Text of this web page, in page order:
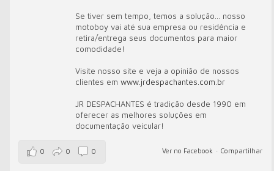
Se tiver sem tempo, temos a solução... nosso
motoboy vai até sua empresa ou residência e
retira/entrega seus documentos para maior
comodidade!
Visite nosso site e veja a opinião de nossos
clientes em www.jrdespachantes.com.br
JR DESPACHANTES é tradição desde 1990 em
oferecer as melhores soluções em
documentação veicular!
Ver no Facebook · Compartilhar
0 0 0